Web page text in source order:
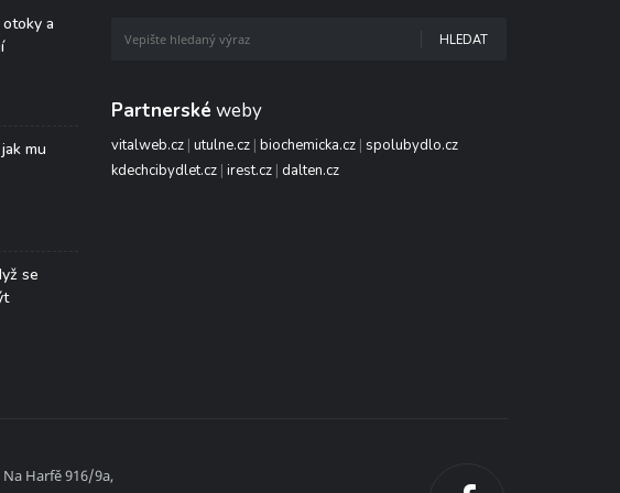
a
mu
se
HLEDAT
Partnerské weby
vitalweb.cz| utulne.cz| biochemicka.cz| spolubydlo.cz
kdechcibydlet.cz| irest.cz| dalten.cz
Harfě 916/9a,